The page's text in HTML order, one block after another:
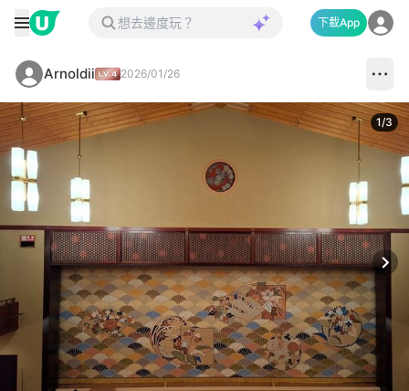
下載App
Arnoldii 2026/01/26
1/3